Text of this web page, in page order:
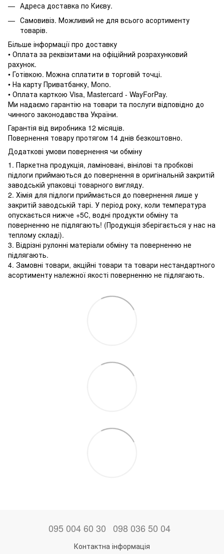
Адреса доставка по Києву.
Самовивіз. Можливий не для всього асортименту
товарів.
Більше інформації про доставку
• Оплата за реквізитами на офіційний розрахунковий
рахунок.
• Готівкою. Можна сплатити в торговій точці.
• На карту Приватбанку, Mono.
• Оплата карткою Visa, Mastercard - WayForPay.
Ми надаємо гарантію на товари та послуги відповідно до
чинного законодавства України.
Гарантія від виробника 12 місяців.
Повернення товару протягом 14 днів безкоштовно.
Додаткові умови повернення чи обміну
1. Паркетна продукція, ламіновані, вінілові та пробкові
підлоги приймаються до повернення в оригінальній закритій
заводській упаковці товарного вигляду.
2. Хімія для підлоги приймається до повернення лише у
закритій заводській тарі. У період року, коли температура
опускається нижче +5С, водні продукти обміну та
поверненню не підлягають! (Продукція зберігається у нас на
теплому складі).
3. Відрізні рулонні матеріали обміну та поверненню не
підлягають.
4. Замовні товари, акційні товари та товари нестандартного
асортименту належної якості поверненню не підлягають.
095 004 60 30 098 036 50 04
Контактна інформація